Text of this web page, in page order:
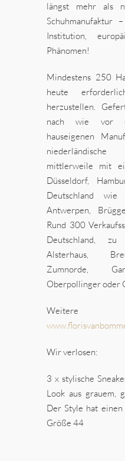
längst mehr als
Schuhmanufaktur
Institution,
Phänomen!
Mindestens 250
heute
herzustellen.
nach wie vor
hauseigenen
mittlerweile mit
Düsseldorf,
Deutschland
Antwerpen,
Rund 300
Deutschland,
Alsterhaus,
Zumnorde,
Oberpollinger oder
Weitere
Wir verlosen:
3 x stylische
Look aus grauem,
Der Style hat
Größe 44